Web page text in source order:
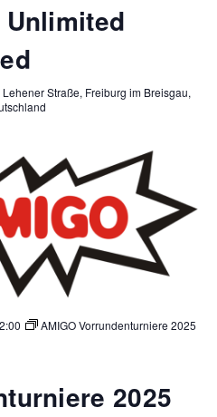
Unlimited
Straße, Freiburg im Breisgau,
AMIGO Vorrundenturniere 2025
2025